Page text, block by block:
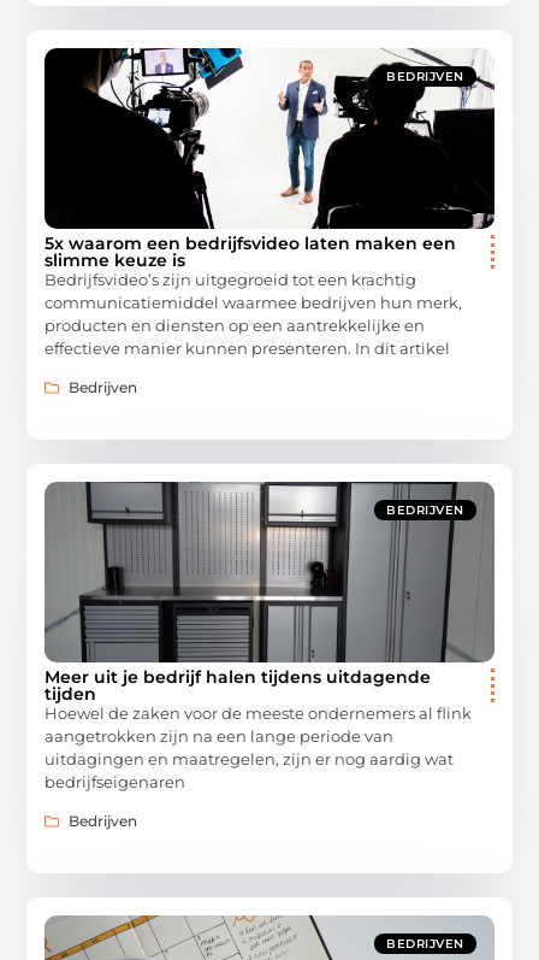
BEDRIJVEN
5x waarom een bedrijfsvideo laten maken een
slimme keuze is
Bedrijfsvideo’s zijn uitgegroeid tot een krachtig
communicatiemiddel waarmee bedrijven hun merk,
producten en diensten op een aantrekkelijke en
effectieve manier kunnen presenteren. In dit artikel
Bedrijven
BEDRIJVEN
Meer uit je bedrijf halen tijdens uitdagende
tijden
Hoewel de zaken voor de meeste ondernemers al flink
aangetrokken zijn na een lange periode van
uitdagingen en maatregelen, zijn er nog aardig wat
bedrijfseigenaren
Bedrijven
BEDRIJVEN